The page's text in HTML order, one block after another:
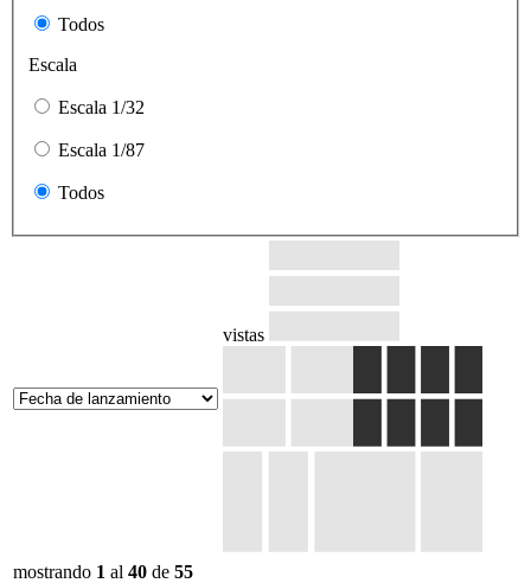
Todos
Escala
Escala 1/32
Escala 1/87
Todos
vistas
mostrando 1 al 40 de 55